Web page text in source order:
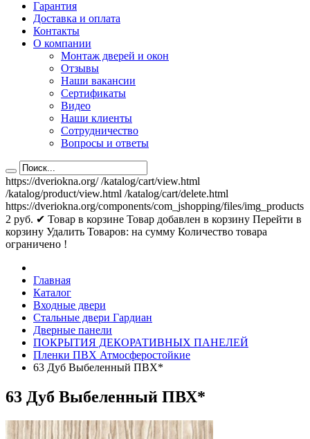
Гарантия
Доставка и оплата
Контакты
О компании
Монтаж дверей и окон
Отзывы
Наши вакансии
Сертификаты
Видео
Наши клиенты
Сотрудничество
Вопросы и ответы
https://dveriokna.org/ /katalog/cart/view.html
/katalog/product/view.html /katalog/cart/delete.html
https://dveriokna.org/components/com_jshopping/files/img_products
2 руб. ✔ Товар в корзине Товар добавлен в корзину Перейти в
корзину Удалить Товаров: на сумму Количество товара
ограничено !
Главная
Каталог
Входные двери
Стальные двери Гардиан
Дверные панели
ПОКРЫТИЯ ДЕКОРАТИВНЫХ ПАНЕЛЕЙ
Пленки ПВХ Атмосферостойкие
63 Дуб Выбеленный ПВХ*
63 Дуб Выбеленный ПВХ*